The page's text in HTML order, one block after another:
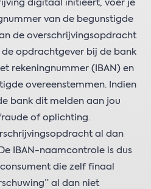
digitaal initieert, voer je
van de begunstigde
de overschrijvingsopdracht
opdrachtgever bij de bank
rekeningnummer (IBAN) en
overeenstemmen. Indien
bank dit melden aan jou
of oplichting.
al dan
IBAN-naamcontrole is dus
die zelf finaal
al dan niet